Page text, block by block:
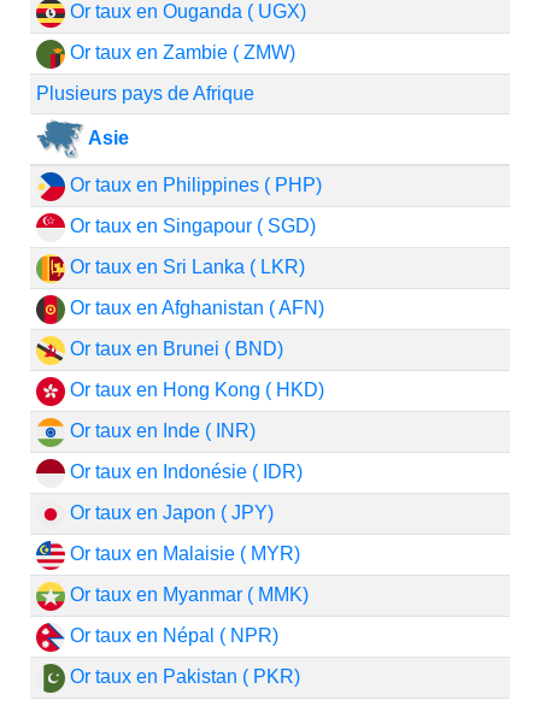
Or taux en Ouganda ( UGX)
Or taux en Zambie ( ZMW)
Plusieurs pays de Afrique
Asie
Or taux en Philippines ( PHP)
Or taux en Singapour ( SGD)
Or taux en Sri Lanka ( LKR)
Or taux en Afghanistan ( AFN)
Or taux en Brunei ( BND)
Or taux en Hong Kong ( HKD)
Or taux en Inde ( INR)
Or taux en Indonésie ( IDR)
Or taux en Japon ( JPY)
Or taux en Malaisie ( MYR)
Or taux en Myanmar ( MMK)
Or taux en Népal ( NPR)
Or taux en Pakistan ( PKR)